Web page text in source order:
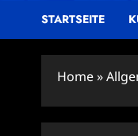
STARTSEITE
Home»